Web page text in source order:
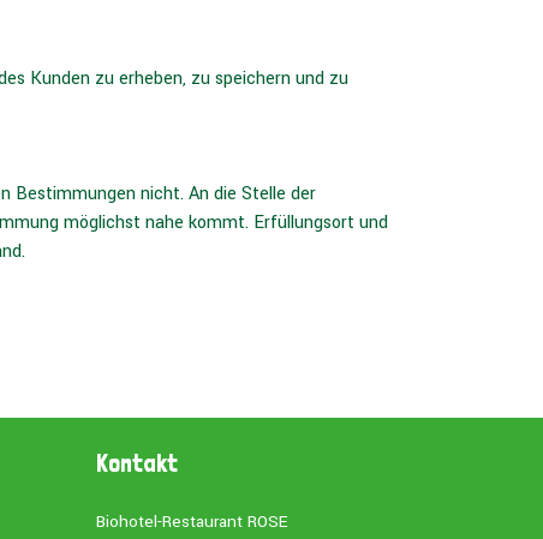
Kunden zu erheben, zu speichern und zu
Bestimmungen nicht. An die Stelle der
möglichst nahe kommt. Erfüllungsort und
Kontakt
Biohotel-Restaurant ROSE